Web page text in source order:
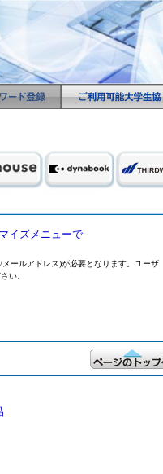
イズメニューで
ールアドレス)が必要となります。ユーザ
い。